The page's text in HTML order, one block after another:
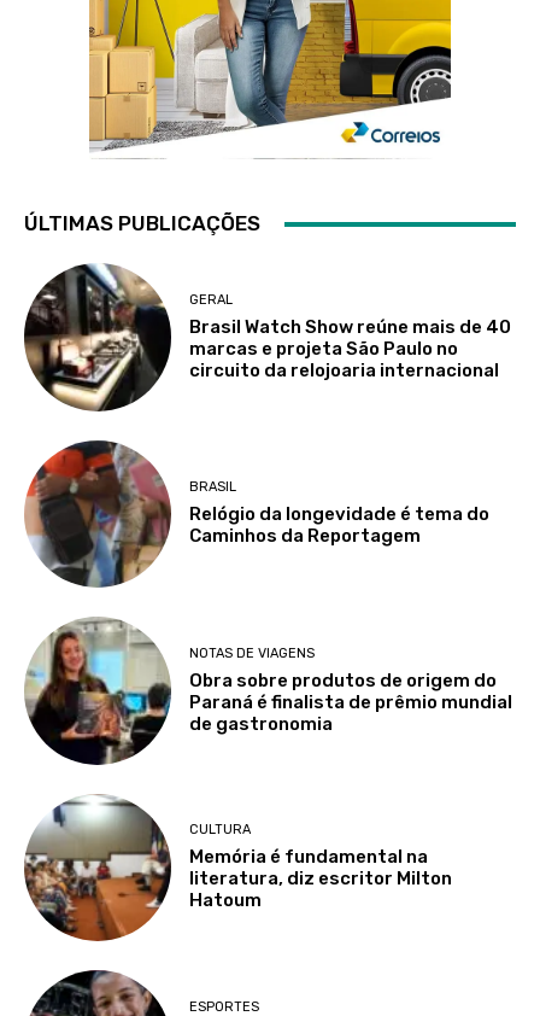
ÚLTIMAS PUBLICAÇÕES
GERAL
Brasil Watch Show reúne mais de 40
marcas e projeta São Paulo no
circuito da relojoaria internacional
BRASIL
Relógio da longevidade é tema do
Caminhos da Reportagem
NOTAS DE VIAGENS
Obra sobre produtos de origem do
Paraná é finalista de prêmio mundial
de gastronomia
CULTURA
Memória é fundamental na
literatura, diz escritor Milton
Hatoum
ESPORTES